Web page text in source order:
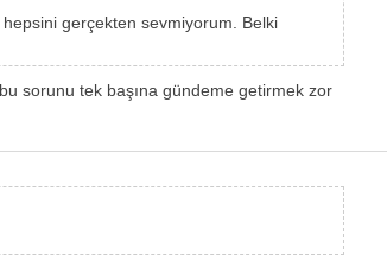
gerçekten sevmiyorum. Belki
sorunu tek başına gündeme getirmek zor